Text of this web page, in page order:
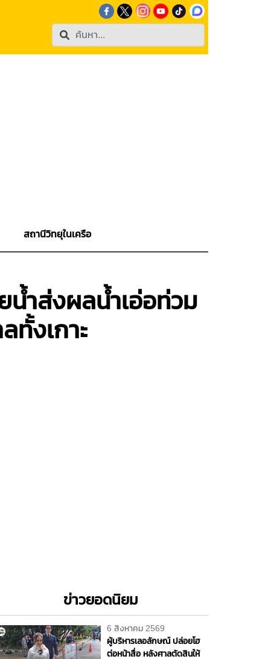
สถานีวิทยุในเครือ
น้ำส่งผลน้ำเอ่อท่วม
ทั้งเกาะ
ข่าวยอดนิยม
6 สิงหาคม 2569
ผู้บริหารเลอลักษณ์ ปล่อยโฮ
ต่อหน้าสื่อ หลังศาลตัดสินให้